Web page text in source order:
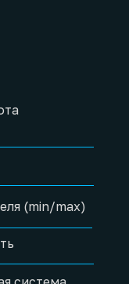
(min/max)